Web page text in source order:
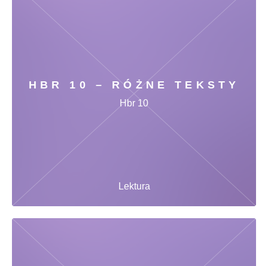
HBR 10 – RÓŻNE TEKSTY
Lektura
Hbr 10